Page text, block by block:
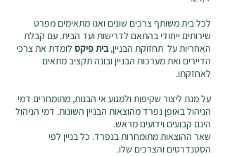
לכל בית משותף צרכים שונים ואנו מתאימים מפרט
שירותים ייחודי בהתאם לדרישות ועד הבית. עם קבלת
האחריות על תחזוקת הבניין,בית פיקס לומדת את צרכי
הדיירים ואת מערכות הבניין ובונה תקציב מתאים
לאחזקתו.
על מנת ליצור שקיפות ולמנוע אי הבנות, מתומחרים דמי
הניהול באופן נפרד מהוצאות הבניין השונות. דמי הניהול
הינם קבועים וידועים מראש.
שאר ההוצאות מתומחרות בנפרד. כל בניין לפי
הסטנדרטים והצרכים שלו.